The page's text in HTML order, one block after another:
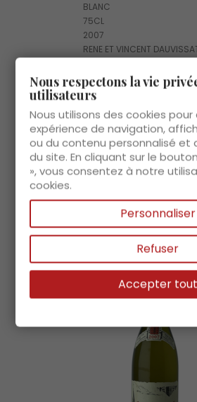
BLANC
75CL
2007
RENE ET VINCENT
€130.00 tax
Price
€156.00 TTC
Add to cart
Nous respectons la vie
utilisateurs
Nous utilisons des cookies
expérience de navigation,
ou du contenu personnalisé et
du site. En cliquant sur le
», vous consentez à notre
cookies.
Personnaliser
Refuser
Accepter tout